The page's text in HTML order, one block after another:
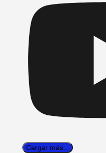
Cargar más...